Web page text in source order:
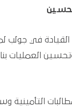
في جولب
العمليات
التأمينية